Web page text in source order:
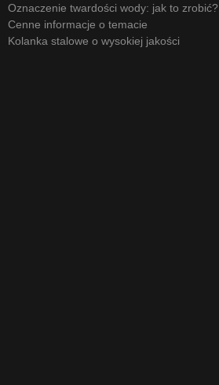
Oznaczenie twardości wody: jak to zrobić?
Cenne informacje o temacie
Kolanka stalowe o wysokiej jakości